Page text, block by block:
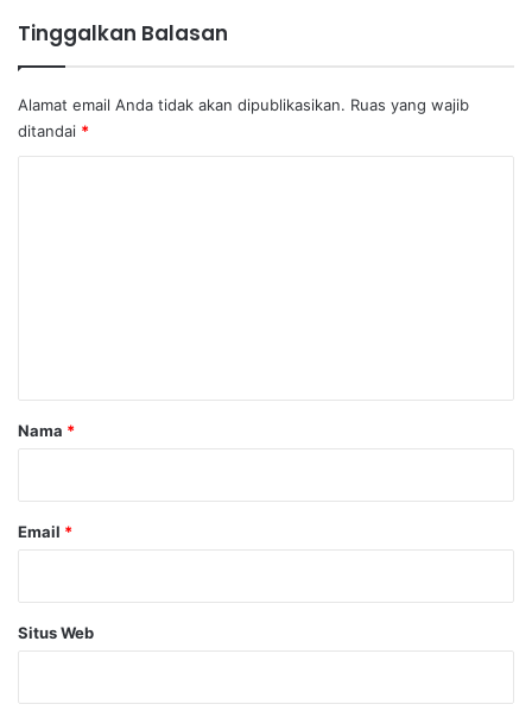
Tinggalkan Balasan
Alamat email Anda tidak akan dipublikasikan. Ruas yang wajib
ditandai *
rNama *
Email *
Situs Web